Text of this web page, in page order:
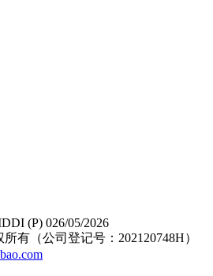
(P) 026/05/2026
有（公司登记号：202120748H）